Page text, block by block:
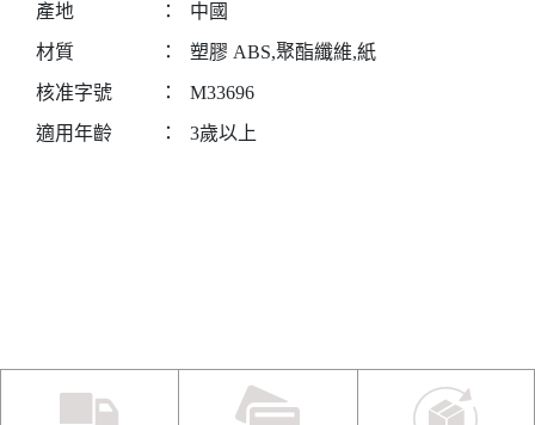
產地
：
中國
材質
：
塑膠 ABS,聚酯纖維,紙
核准字號
：
M33696
適用年齡
： 3歲以上